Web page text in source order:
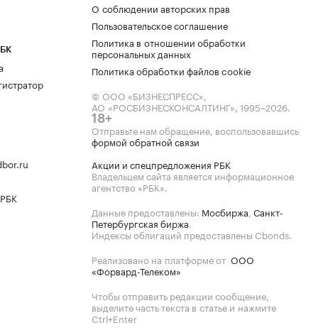
О соблюдении авторских прав
Пользовательское соглашение
Политика в отношении обработки
персональных данных
Политика обработки файлов cookie
© ООО «БИЗНЕСПРЕСС»,
АО «РОСБИЗНЕСКОНСАЛТИНГ», 1995–2026.
18+
Отправьте нам обращение, воспользовавшись
формой обратной связи
Акции и спецпредложения РБК
Владельцем сайта является информационное
агентство «РБК».
Данные предоставлены: Мосбиржа, Санкт-
Петербургская биржа.
Индексы облигаций предоставлены Cbonds.
Реализовано на платформе от ООО
«Форвард-Телеком»
Чтобы отправить редакции сообщение,
выделите часть текста в статье и нажмите
Ctrl+Enter